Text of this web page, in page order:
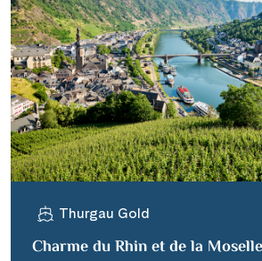
Messenger
X
WhatsApp
Telegram
###
does not exist in object type
###
Thurgau Gold
Charme du Rhin et de la Moselle